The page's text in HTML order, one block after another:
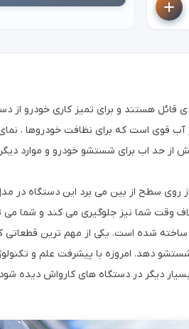
قائل هستند و برای تمیز کاری خودرو از
قوی است که برای نظافت خودروها ،
از حد اب برای شستشو خودرو و موارد
از روی سطح از بین می برد این دستگاه
وقت شما نیز جلوگیری می کند و شما می
شده است. یکی از مهم ترین قطعاتی
دهد. امروزه با پیشرفت علم و
بسیار دیگر در دستگاه های کارواش